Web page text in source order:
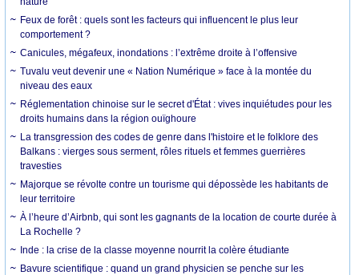
Feux de forêt : quels sont les facteurs qui influencent le plus leur
comportement ?
Canicules, mégafeux, inondations : l’extrême droite à l’offensive
Tuvalu veut devenir une « Nation Numérique » face à la montée du
niveau des eaux
Réglementation chinoise sur le secret d'État : vives inquiétudes pour les
droits humains dans la région ouïghoure
La transgression des codes de genre dans l'histoire et le folklore des
Balkans : vierges sous serment, rôles rituels et femmes guerrières
travesties
Majorque se révolte contre un tourisme qui dépossède les habitants de
leur territoire
À l’heure d’Airbnb, qui sont les gagnants de la location de courte durée à
La Rochelle ?
Inde : la crise de la classe moyenne nourrit la colère étudiante
Bavure scientifique : quand un grand physicien se penche sur les